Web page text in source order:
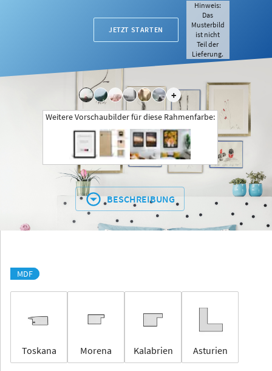
JETZT STARTEN
+
Hinweis:
Das
Musterbild
ist nicht
Teil der
Lieferung.
Weitere Vorschaubilder für diese Rahmenfarbe:
BESCHREIBUNG
MDF
Toskana Morena Kalabrien Asturien